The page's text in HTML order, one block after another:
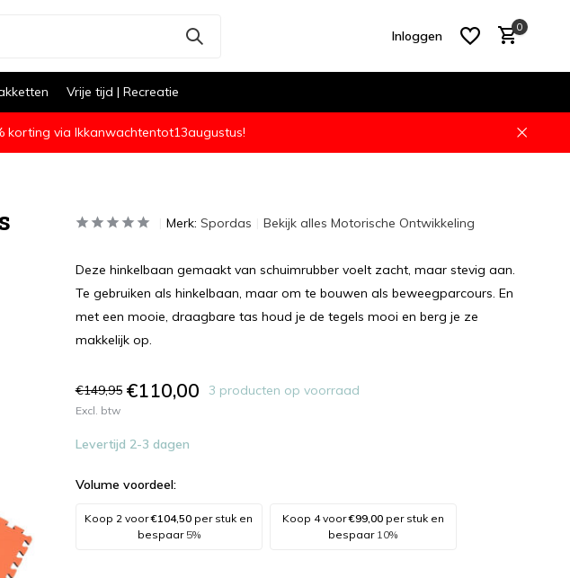
Inloggen
0
Vrije tijd | Recreatie
korting via Ikkanwachtentot13augustus!
Merk: Spordas Bekijk alles Motorische Ontwikkeling
Deze hinkelbaan gemaakt van schuimrubber voelt zacht, maar stevig aan.
Te gebruiken als hinkelbaan, maar om te bouwen als beweegparcours. En
met een mooie, draagbare tas houd je de tegels mooi en berg je ze
makkelijk op.
€149,95 €110,00 3 producten op voorraad
Excl. btw
Levertijd 2-3 dagen
Volume voordeel:
Koop 2 voor€104,50 per stuk en
bespaar 5%
Koop 4 voor€99,00per stuk en
bespaar 10%